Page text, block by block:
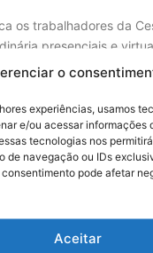
o
experiências, usamos
e/ou acessar informações
tecnologias nos
de navegação ou IDs
pode afetar
Aceitar
os trabalhadores da
presenciais e
(6) e seguem durante
logo abaixo.
por whatsapp.
de pauta das
Sindaema para
2024, Acordo
Sindaema para